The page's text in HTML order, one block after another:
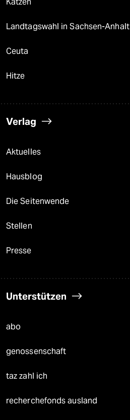
Katzen
Landtagswahl in Sachsen-Anhalt
Ceuta
Hitze
Verlag
Aktuelles
Hausblog
Die Seitenwende
Stellen
Presse
Unterstützen
abo
genossenschaft
taz zahl ich
recherchefonds ausland